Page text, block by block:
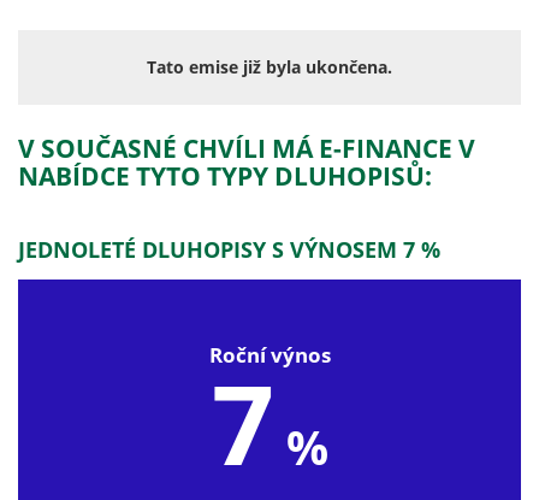
Tato emise již byla ukončena.
V SOUČASNÉ CHVÍLI MÁ E-FINANCE V
NABÍDCE TYTO TYPY DLUHOPISŮ:
JEDNOLETÉ DLUHOPISY S VÝNOSEM 7 %
Roční výnos
7 %